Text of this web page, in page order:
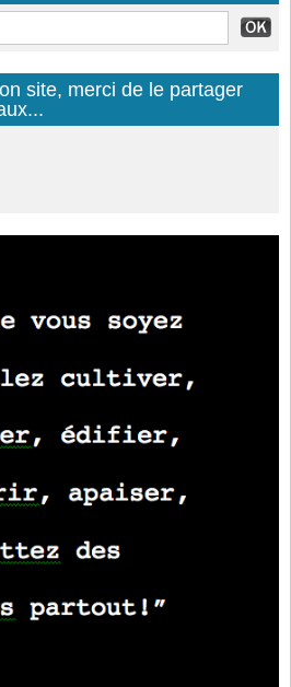
site, merci de le partager